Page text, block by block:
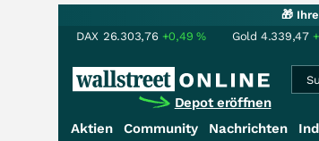
🎁
DAX 26.303,76 +0,49% Gold 4.339,47
Depot eröffnen
Aktien Community Nachrichten